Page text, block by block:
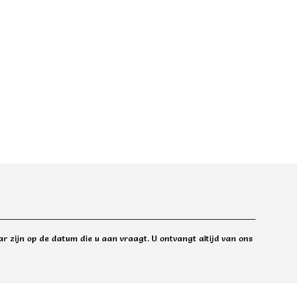
zijn op de datum die u aan vraagt. U ontvangt altijd van ons